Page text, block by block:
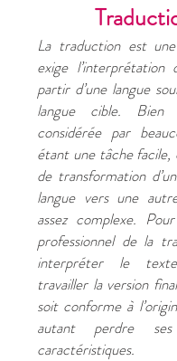
La traduction est
exige l’interprétation
partir d’une langue
langue cible. Bien
considérée par
étant une tâche facile,
de transformation
langue vers une
assez complexe.
professionnel de la
interpréter le
travailler la version
soit conforme à
autant perdre ses
caractéristiques.